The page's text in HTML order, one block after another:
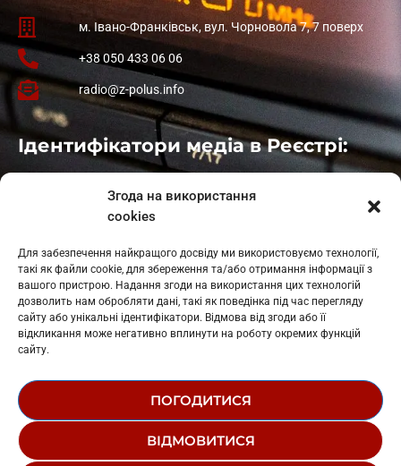
Згода на використання
cookies
Для забезпечення найкращого досвіду ми використовуємо технології,
такі як файли cookie, для збереження та/або отримання інформації з
вашого пристрою. Надання згоди на використання цих технологій
дозволить нам обробляти дані, такі як поведінка під час перегляду
сайту або унікальні ідентифікатори. Відмова від згоди або її
відкликання може негативно вплинути на роботу окремих функцій
сайту.
ПОГОДИТИСЯ
ВІДМОВИТИСЯ
м. Івано-Франківськ, вул. Чорновола 7, 7 поверх
+38 050 433 06 06
radio@z-polus.info
Ідентифікатори медіа в Реєстрі:
: L11-01410
: L11-01801
Косів: L11-01805
Гарасимів: L11-02274
© 1995-2026 РК «ЗАХІДНИЙ ПОЛЮС»